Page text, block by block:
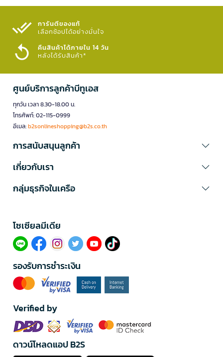
การันตีของแท้
เลือกช้อปได้อย่างมั่นใจ​
คืนสินค้าได้ภายใน 14 วัน
หลังได้รับสินค้า*
ศูนย์บริการลูกค้าบีทูเอส
ทุกวัน เวลา 8.30-18.00 น.
โทรศัพท์: 02-115-0999
อีเมล:b2sonlineshopping@b2s.co.th
การสนับสนุนลูกค้า
เกี่ยวกับเรา
กลุ่มธุรกิจในเครือ
โซเซียลมีเดีย​
รองรับการชำระเงิน
Verified by
ดาวน์โหลดแอป B2S